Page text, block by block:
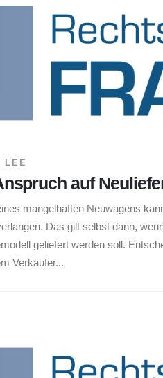
LEE
auf
mangelhaften Neuwagens
Das gilt selbst dann,
geliefert werden soll.
Verkäufer...